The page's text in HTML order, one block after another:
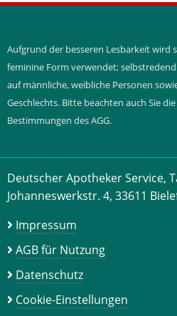
Aufgrund der besseren Lesbarkeit wird
feminine Form verwendet;
auf männliche, weibliche Personen
Geschlechts. Bitte beachten auch Sie
Bestimmungen des AGG.
Deutscher Apotheker Service,
Johanneswerkstr. 4, 33611
Impressum
AGB für Nutzung
Datenschutz
Cookie-Einstellungen